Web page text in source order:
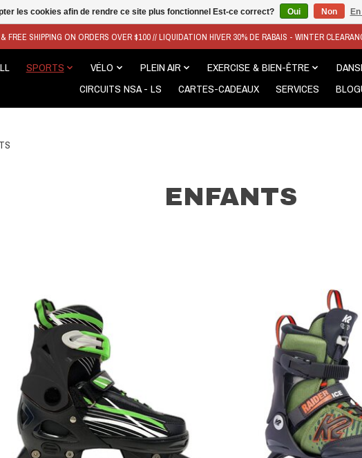
FREE SHIPPING ON ORDERS OVER $100 // LIQUIDATION HIVER 30% DE RABAIS - WINTER
SPORTS VÉLO PLEIN AIR EXERCISE & BIEN-ÊTRE
CIRCUITS NSA - LS
CARTES-CADEAUX SERVICES
ENFANTS
les cookies afin de rendre ce site plus fonctionnel Est-ce correct? Oui Non